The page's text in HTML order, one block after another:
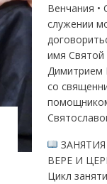
Венчания •
служении
имя
Димитрием
со
ВЕРЕ И
Цикл